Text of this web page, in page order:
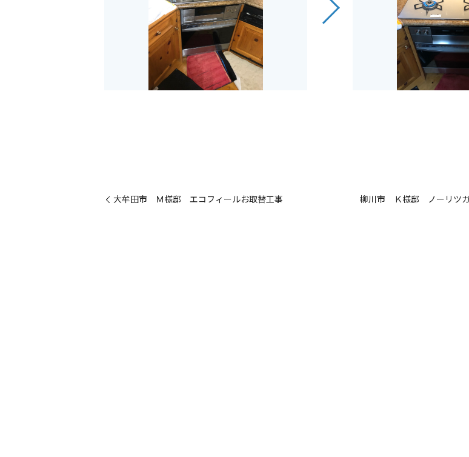
大牟田市 Ｍ様邸 エコフィールお取替工事 柳川市 Ｋ様邸 ノーリツガ